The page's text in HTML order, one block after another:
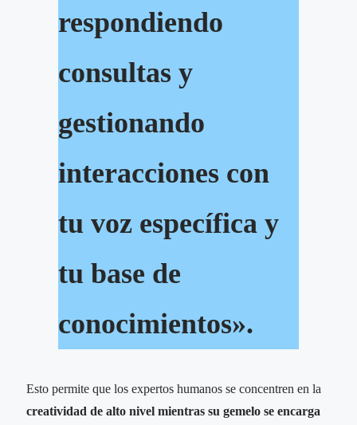
respondiendo
consultas y
gestionando
interacciones con
tu voz específica y
tu base de
conocimientos».
Esto permite que los expertos humanos se concentren en la
creatividad de alto nivel mientras su gemelo se encarga